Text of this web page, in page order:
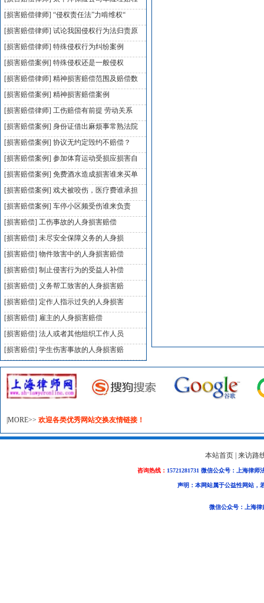
[损害赔偿律师] “侵权责任法”力啃维权“
[损害赔偿律师] 试论我国侵权行为法归责原
[损害赔偿律师] 特殊侵权行为纠纷案例
[损害赔偿案例] 特殊侵权还是一般侵权
[损害赔偿律师] 精神损害赔偿范围及赔偿数
[损害赔偿案例] 精神损害赔偿案例
[损害赔偿律师] 工伤赔偿有前提 劳动关系
[损害赔偿案例] 身份证借出麻烦事常熟法院
[损害赔偿案例] 协议无约定毁约不赔偿？
[损害赔偿案例] 参加体育运动受损应损害自
[损害赔偿案例] 免费酒水造成损害谁来买单
[损害赔偿案例] 戏犬被咬伤，医疗费谁承担
[损害赔偿案例] 车停小区频受伤谁来负责
[损害赔偿] 工伤事故的人身损害赔偿
[损害赔偿] 未尽安全保障义务的人身损
[损害赔偿] 物件致害中的人身损害赔偿
[损害赔偿] 制止侵害行为的受益人补偿
[损害赔偿] 义务帮工致害的人身损害赔
[损害赔偿] 定作人指示过失的人身损害
[损害赔偿] 雇主的人身损害赔偿
[损害赔偿] 法人或者其他组织工作人员
[损害赔偿] 学生伤害事故的人身损害赔
|MORE>> 欢迎各类优秀网站交换友情链接！
本站首页 来访路
咨询热线： 15721281731 微信公众号：上海律师
声明：本网站属于公益性网站，
微信公众号：上海